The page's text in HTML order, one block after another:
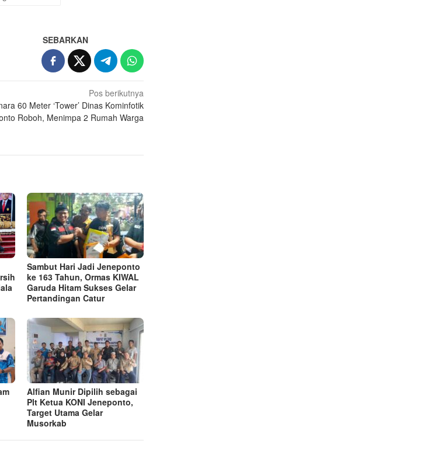
SEBARKAN
Pos berikutnya
60 Meter ‘Tower’ Dinas Kominfotik
Roboh, Menimpa 2 Rumah Warga
Sambut Hari Jadi Jeneponto
ke 163 Tahun, Ormas KIWAL
Garuda Hitam Sukses Gelar
Pertandingan Catur
Alfian Munir Dipilih sebagai
Plt Ketua KONI Jeneponto,
Target Utama Gelar
Musorkab